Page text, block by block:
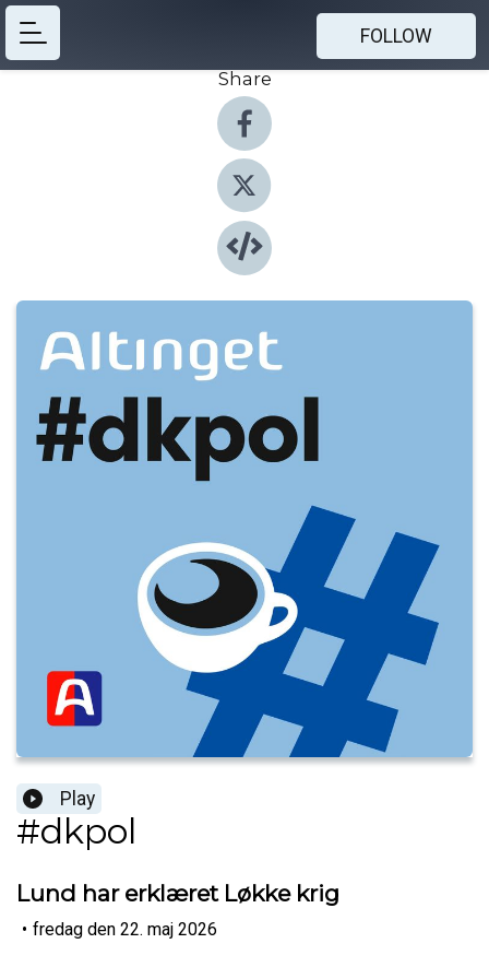
FOLLOW
Share
Play
#dkpol
Lund har erklæret Løkke krig
• fredag den 22. maj 2026